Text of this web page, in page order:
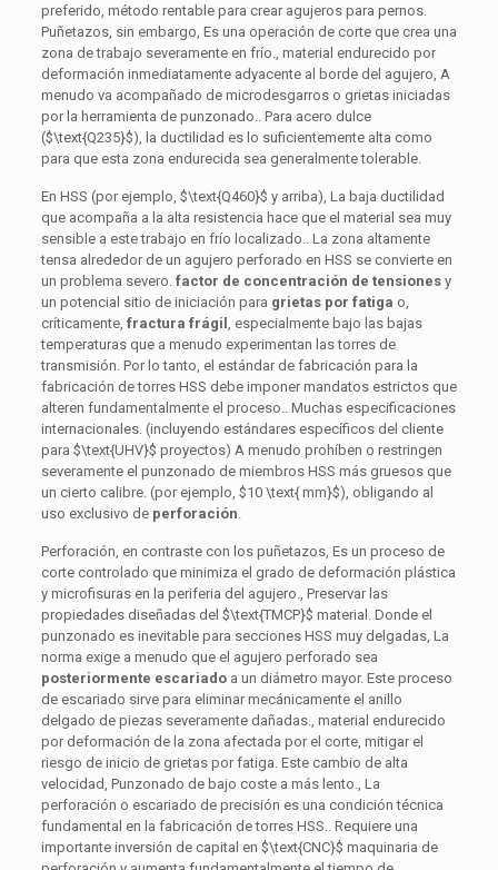
preferido, método rentable para crear agujeros para pernos.
Puñetazos, sin embargo, Es una operación de corte que crea una
zona de trabajo severamente en frío., material endurecido por
deformación inmediatamente adyacente al borde del agujero, A
menudo va acompañado de microdesgarros o grietas iniciadas
por la herramienta de punzonado.. Para acero dulce
($\text{Q235}$), la ductilidad es lo suficientemente alta como
para que esta zona endurecida sea generalmente tolerable.
En HSS (por ejemplo, $\text{Q460}$ y arriba), La baja ductilidad
que acompaña a la alta resistencia hace que el material sea muy
sensible a este trabajo en frío localizado.. La zona altamente
tensa alrededor de un agujero perforado en HSS se convierte en
un problema severo. factor de concentración de tensionesy
un potencial sitio de iniciación para grietas por fatiga o,
críticamente, fractura frágil , especialmente bajo las bajas
temperaturas que a menudo experimentan las torres de
transmisión. Por lo tanto, el estándar de fabricación para la
fabricación de torres HSS debe imponer mandatos estrictos que
alteren fundamentalmente el proceso.. Muchas especificaciones
internacionales. (incluyendo estándares específicos del cliente
para $\text{UHV}$ proyectos) A menudo prohíben o restringen
severamente el punzonado de miembros HSS más gruesos que
un cierto calibre. (por ejemplo, $10 \text{ mm}$), obligando al
uso exclusivo de perforación.
Perforación, en contraste con los puñetazos, Es un proceso de
corte controlado que minimiza el grado de deformación plástica
y microfisuras en la periferia del agujero., Preservar las
propiedades diseñadas del $\text{TMCP}$ material. Donde el
punzonado es inevitable para secciones HSS muy delgadas, La
norma exige a menudo que el agujero perforado sea
posteriormente escariadoa un diámetro mayor. Este proceso
de escariado sirve para eliminar mecánicamente el anillo
delgado de piezas severamente dañadas., material endurecido
por deformación de la zona afectada por el corte, mitigar el
riesgo de inicio de grietas por fatiga. Este cambio de alta
velocidad, Punzonado de bajo coste a más lento., La
perforación o escariado de precisión es una condición técnica
fundamental en la fabricación de torres HSS.. Requiere una
importante inversión de capital en $\text{CNC}$ maquinaria de